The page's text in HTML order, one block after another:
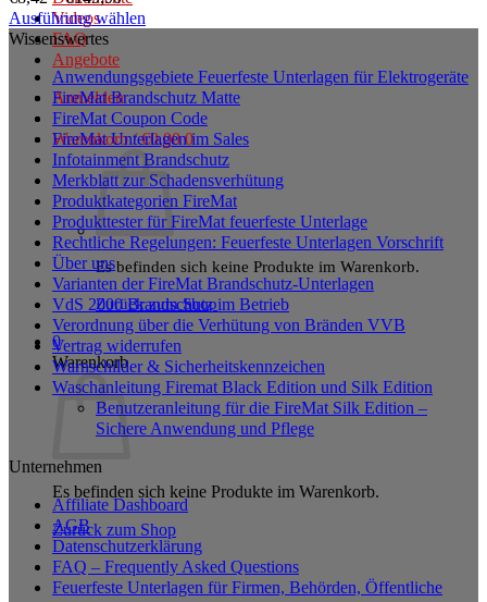
Videos
FAQ
Angebote
Anmelden
Warenkorb /€0,00 0
Es befinden sich keine Produkte im Warenkorb.
Zurück zum Shop
0
Warenkorb
Es befinden sich keine Produkte im Warenkorb.
Zurück zum Shop
Ausführung wählen
Dieses
Produkt
weist
mehrere
Varianten
Optionen
können
Produktseite
gewählt
werden
Wissenswertes
Anwendungsgebiete Feuerfeste Unterlagen für Elektrogeräte
FireMat Brandschutz Matte
FireMat Coupon Code
FireMat Unterlagen im Sales
Infotainment Brandschutz
Merkblatt zur Schadensverhütung
Produktkategorien FireMat
Produkttester für FireMat feuerfeste Unterlage
Rechtliche Regelungen: Feuerfeste Unterlagen Vorschrift
Über uns
Varianten der FireMat Brandschutz-Unterlagen
VdS 2000 Brandschutz im Betrieb
Verordnung über die Verhütung von Bränden VVB
Vertrag widerrufen
Warnschilder & Sicherheitskennzeichen
Waschanleitung Firemat Black Edition und Silk Edition
Benutzeranleitung für die FireMat Silk Edition –
Sichere Anwendung und Pflege
Unternehmen
Affiliate Dashboard
AGB
Datenschutzerklärung
FAQ – Frequently Asked Questions
Feuerfeste Unterlagen für Firmen, Behörden, Öffentliche